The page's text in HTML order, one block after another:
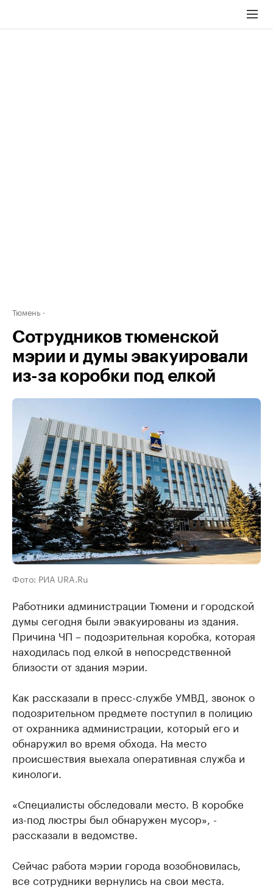
Тюмень
Сотрудников тюменской
мэрии и думы эвакуировали
из-за коробки под елкой
Фото: РИА URA.Ru
Работники администрации Тюмени и городской
думы сегодня были эвакуированы из здания.
Причина ЧП – подозрительная коробка, которая
находилась под елкой в непосредственной
близости от здания мэрии.
Как рассказали в пресс-службе УМВД, звонок о
подозрительном предмете поступил в полицию
от охранника администрации, который его и
обнаружил во время обхода. На место
происшествия выехала оперативная служба и
кинологи.
«Специалисты обследовали место. В коробке
из-под люстры был обнаружен мусор», -
рассказали в ведомстве.
Сейчас работа мэрии города возобновилась,
все сотрудники вернулись на свои места.